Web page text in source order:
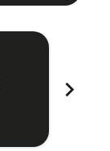
chevron_right